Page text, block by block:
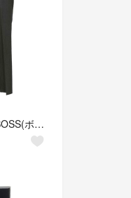
BOSS HUGO BOSS(ボスヒューゴボス) メンズ パンツ スラックス